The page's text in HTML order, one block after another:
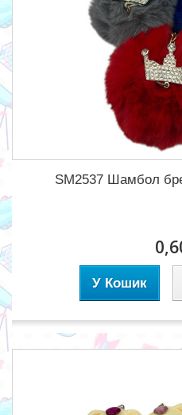
SM2537 Шамбол
У Кошик